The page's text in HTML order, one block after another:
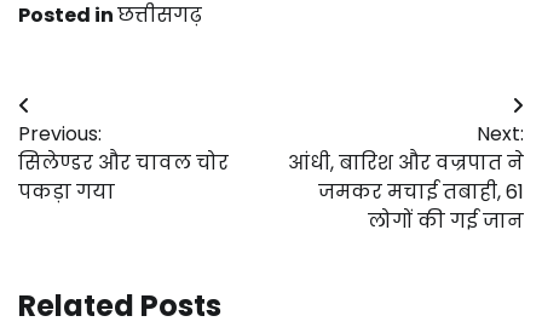
Posted inछत्तीसगढ़
Post
navigation
Previous:
सिलेण्डर और चावल चोर
पकड़ा गया
Next:
आंधी, बारिश और वज्रपात ने
जमकर मचाई तबाही, 61
लोगों की गई जान
Related Posts